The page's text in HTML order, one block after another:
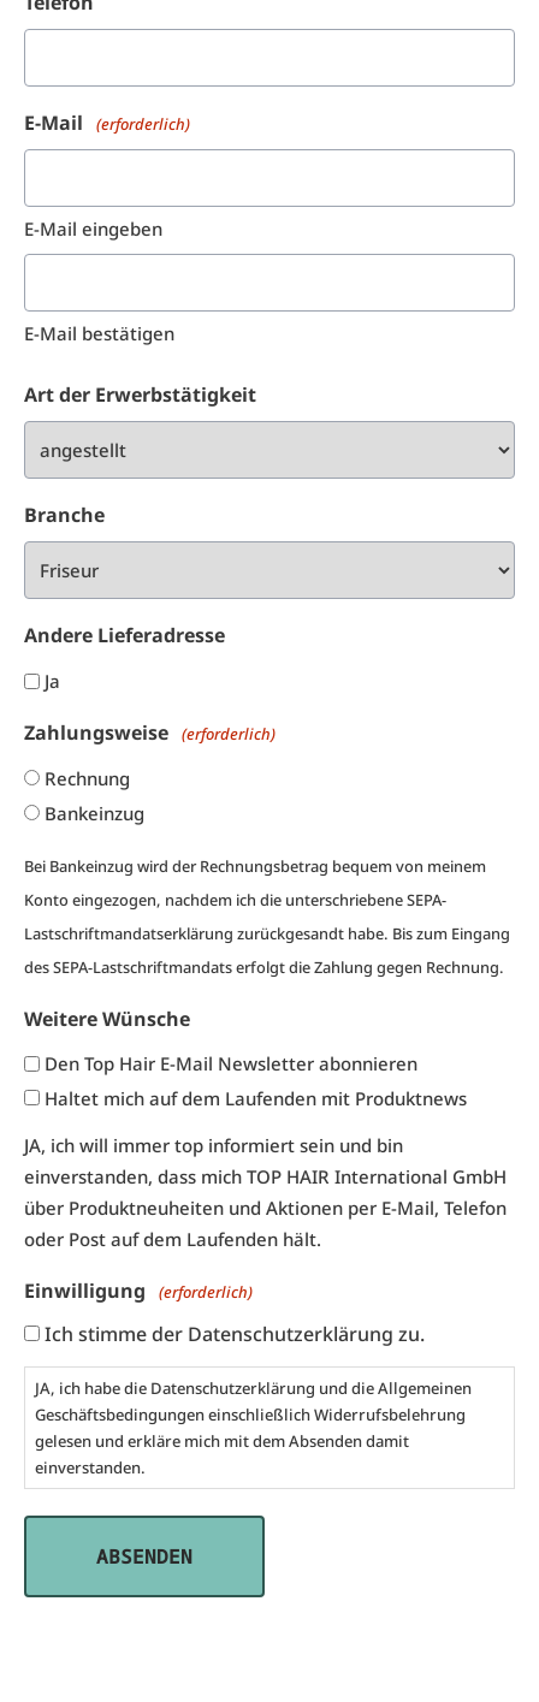
E-Mail (erforderlich)
E-Mail eingeben
E-Mail bestätigen
Art der Erwerbstätigkeit
Branche
Andere Lieferadresse
Ja
Zahlungsweise (erforderlich)
Rechnung
Bankeinzug
Bei Bankeinzug wird der Rechnungsbetrag bequem von meinem
Konto eingezogen, nachdem ich die unterschriebeneSEPA-
Lastschriftmandatserklärung zurückgesandt habe. Bis zum Eingang
des SEPA-Lastschriftmandats erfolgt die Zahlung gegen Rechnung.
Weitere Wünsche
Den Top Hair E-Mail Newsletter abonnieren
Haltet mich auf dem Laufenden mit Produktnews
JA, ich will immer top informiert sein und bin
einverstanden, dass mich TOP HAIR International GmbH
über Produktneuheiten und Aktionen per E-Mail, Telefon
oder Post auf dem Laufenden hält.
Einwilligung (erforderlich)
Ich stimme der Datenschutzerklärung zu.
JA, ich habe die Datenschutzerklärung und dieAllgemeinen
Geschäftsbedingungeneinschließlich Widerrufsbelehrung
gelesen und erkläre mich mit dem Absenden damit
einverstanden.